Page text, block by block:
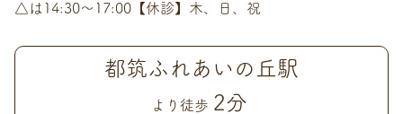
△は14:30〜17:00【休診】木、日、祝
都筑ふれあいの丘駅
より徒歩 2分